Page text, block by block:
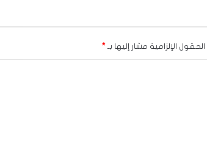
الحقول الإلزامية مشار إليها بـ *